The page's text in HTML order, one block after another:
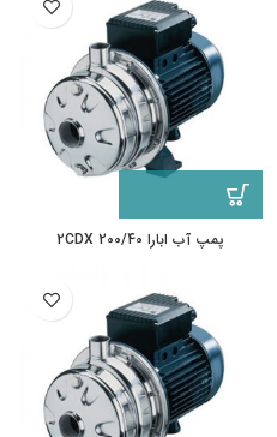
پمپ آب ابارا 2CDX 200/40